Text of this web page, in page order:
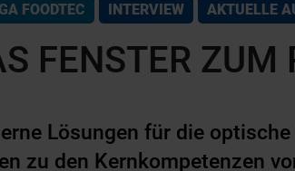
FOODTEC INTERVIEW AKTUELLE
FENSTER ZUM
Lösungen für die
zu den Kernkompetenzen